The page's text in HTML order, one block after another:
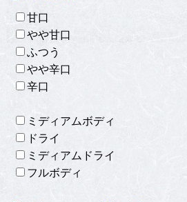
甘口
やや甘口
ふつう
やや辛口
辛口
ミディアムボディ
ドライ
ミディアムドライ
フルボディ